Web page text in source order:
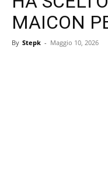
MAICON
By Stepk - Maggio 10, 2026